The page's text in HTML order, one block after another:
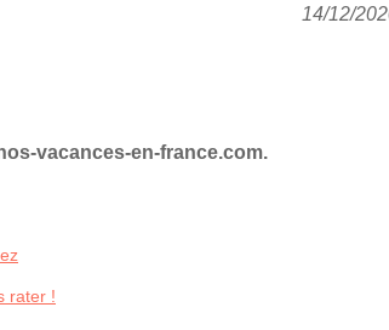
14/12/
vacances-en-france.com.
rater !